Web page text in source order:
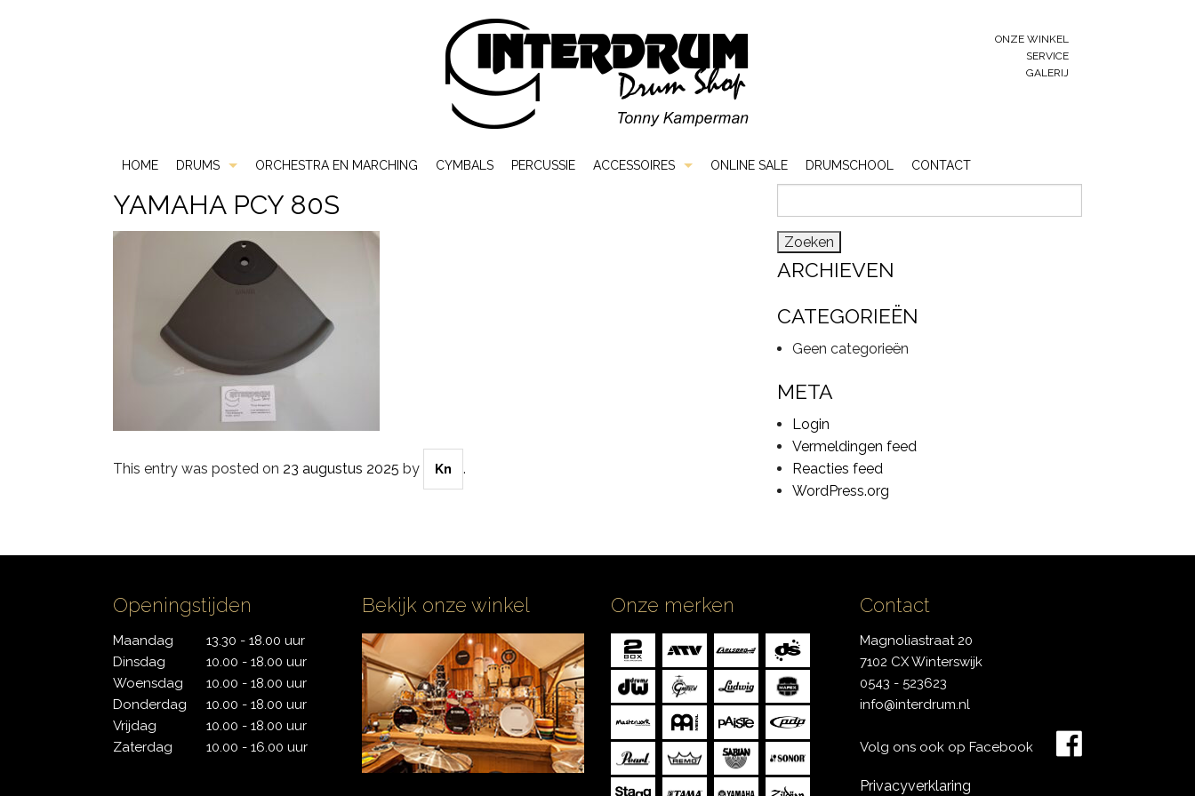
ONZE WINKEL
SERVICE
GALERIJ
HOME DRUMS
Akoestische Drums
DS
DW
Mapex
PDP
Pearl
Tama
Yamaha
Elektrische Drums
2 Box
Carlsbro
Yamaha
Gebruikt & Beurs
Snare Drums
ORCHESTRA EN MARCHING CYMBALS PERCUSSIE ACCESSOIRES ONLINE SALE DRUMSCHOOL CONTACT
YAMAHA PCY 80S
This entry was posted on 23 augustus 2025 by Kn .
ARCHIEVEN
CATEGORIEËN
Geen categorieën
META
Login
Vermeldingen feed
Reacties feed
WordPress.org
Openingstijden
Maandag
Dinsdag
Woensdag
Donderdag
Vrijdag
Zaterdag
13.30 - 18.00 uur
10.00 - 18.00 uur
10.00 - 18.00 uur
10.00 - 18.00 uur
10.00 - 18.00 uur
10.00 - 16.00 uur
Bekijk onze winkel Onze merken Contact
Magnoliastraat 20
7102 CX Winterswijk
0543 - 523623
info@interdrum.nl
Volg ons ook op Facebook
Privacyverklaring